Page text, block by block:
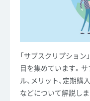
「サブスクリプショ
目を集めています。
ル、メリット、定期購
などについて解説しま